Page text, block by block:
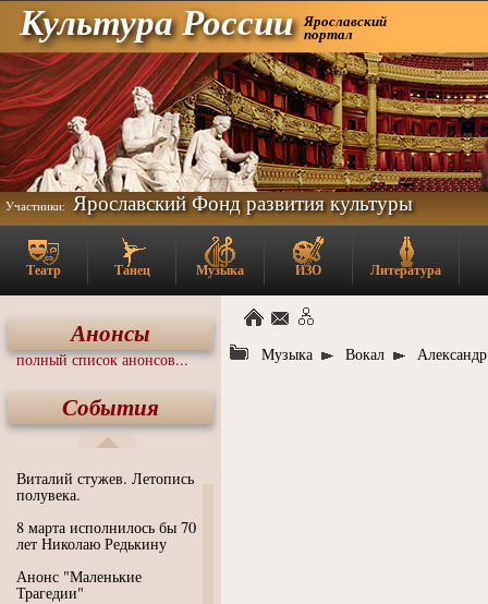
Культура России Ярославский
портал
Участники: Ярославский Фонд развития культуры
Театр Танец Музыка ИЗО Литература
Анонсы
полный список анонсов...
События
Виталий стужев. Летопись
полувека.
8 марта исполнилось бы 70
лет Николаю Редькину
Анонс "Маленькие
Трагедии"
Музыка Вокал